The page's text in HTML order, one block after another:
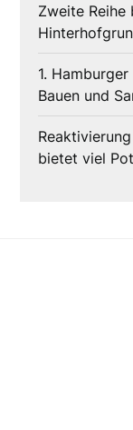
Zweite
1.
Bauen und
bietet viel